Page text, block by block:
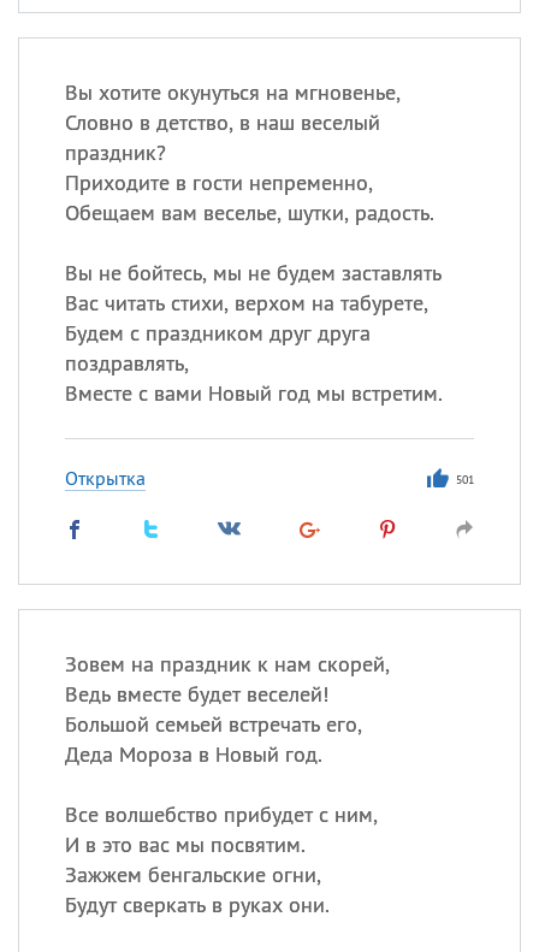
Вы хотите окунуться на мгновенье,
Словно в детство, в наш веселый
праздник?
Приходите в гости непременно,
Обещаем вам веселье, шутки, радость.
Вы не бойтесь, мы не будем заставлять
Вас читать стихи, верхом на табурете,
Будем с праздником друг друга
поздравлять,
Вместе с вами Новый год мы встретим.
Открытка 501
Зовем на праздник к нам скорей,
Ведь вместе будет веселей!
Большой семьей встречать его,
Деда Мороза в Новый год.
Все волшебство прибудет с ним,
И в это вас мы посвятим.
Зажжем бенгальские огни,
Будут сверкать в руках они.